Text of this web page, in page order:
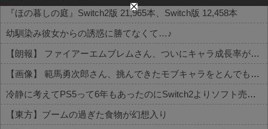
『ほの暮しの庭』Switch2版 21,965本、Switch版 12,458本
幼馴染み彼女からの誘惑に勝てなくて…♪
【朗報】 ファイアーエムブレムさん、ついにキャラ成長率がゲーム内で見れるようになる
【画像】 範馬勇次郎さん、挑んできたモブキャラをとんでもない目に合わせてしまう
冷静に考えてPS5って6年もあったのにSwitch2よりソフト売れないのヤバいよな
【東方】ブームの過ぎた食物が幻想入り